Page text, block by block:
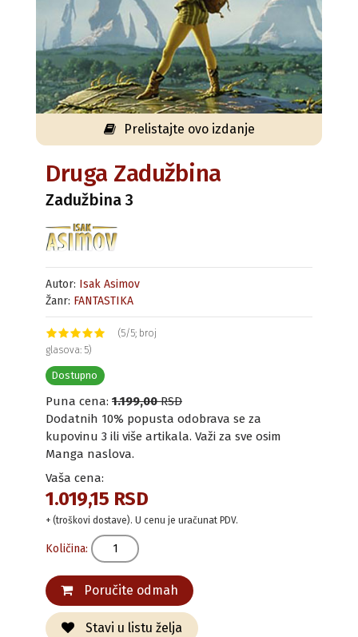
Prelistajte ovo izdanje
Druga Zadužbina
Zadužbina 3
Autor: Isak Asimov
Žanr: FANTASTIKA
(5/5; broj
glasova: 5)
Dostupno
Puna cena: 1.199,00RSD
Dodatnih 10% popusta odobrava se za
kupovinu 3 ili više artikala. Važi za sve osim
Manga naslova.
Vaša cena:
1.019,15 RSD
+ (troškovi dostave). U cenu je uračunat PDV.
Količina:
Poručite odmah
Stavi u listu želja